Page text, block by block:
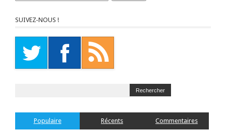
SUIVEZ-NOUS !
Populaire Récents Commentaires